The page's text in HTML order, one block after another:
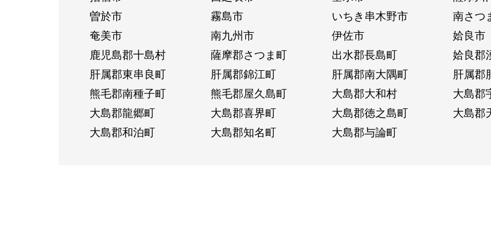
曽於市
霧島市 いちき串木野市 南さつ
奄美市
南九州市 伊佐市 姶良市
鹿児島郡十島村
薩摩郡さつま町 出水郡長島町 姶良郡
肝属郡東串良町
肝属郡錦江町 肝属郡南大隅町 肝属郡
熊毛郡南種子町
熊毛郡屋久島町 大島郡大和村 大島郡
大島郡龍郷町
大島郡喜界町 大島郡徳之島町 大島郡
大島郡和泊町
大島郡知名町 大島郡与論町